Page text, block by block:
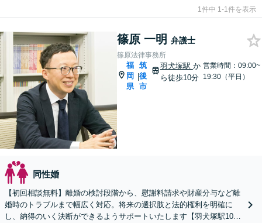
1件中 1-1件を表示
篠原 一明 弁護士
篠原法律事務所
福
岡
県
|
筑
後
市
羽犬塚駅 か
ら徒歩10分
営業時間：09:00~
19:30（平日）
同性婚
【初回相談無料】離婚の検討段階から、慰謝料請求や財産分与など離
婚時のトラブルまで幅広く対応。将来の選択肢と法的権利を明確に
し、納得のいく決断ができるようサポートいたします【羽犬塚駅10